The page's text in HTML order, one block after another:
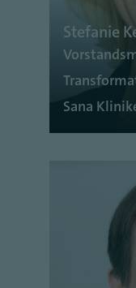
Stefanie
Sana